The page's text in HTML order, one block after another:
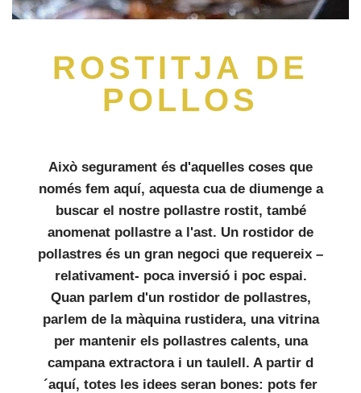
ROSTITJA DE
POLLOS
Això segurament és d'aquelles coses que
només fem aquí, aquesta cua de diumenge a
buscar el nostre pollastre rostit, també
anomenat pollastre a l'ast. Un rostidor de
pollastres és un gran negoci que requereix –
relativament- poca inversió i poc espai.
Quan parlem d'un rostidor de pollastres,
parlem de la màquina rustidera, una vitrina
per mantenir els pollastres calents, una
campana extractora i un taulell. A partir d
´aquí, totes les idees seran bones: pots fer